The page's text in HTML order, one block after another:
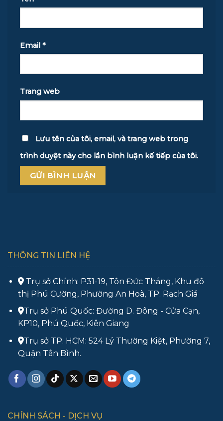
Email *
Trang web
Lưu tên của tôi, email, và trang web trong
trình duyệt này cho lần bình luận kế tiếp của tôi.
THÔNG TIN LIÊN HỆ
Trụ sở Chính: P31-19, Tôn Đức Thắng, Khu đô
thị Phú Cường, Phường An Hoà, TP. Rạch Giá
Trụ sở Phú Quốc: Đường D. Đông - Cửa Cạn,
KP10, Phú Quốc, Kiên Giang
Trụ sở TP. HCM: 524 Lý Thường Kiệt, Phường 7,
Quận Tân Bình.
CHÍNH SÁCH - DỊCH VỤ